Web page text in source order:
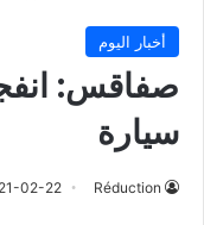
أخبار اليوم
صفاقس:
سيارة
Réduction
02-22